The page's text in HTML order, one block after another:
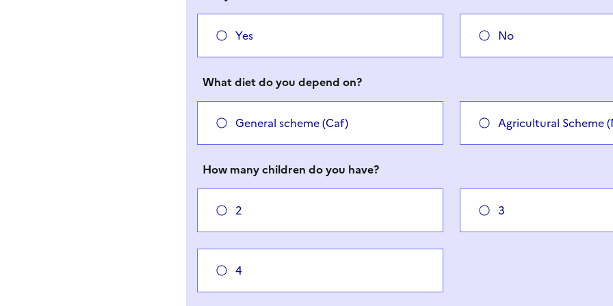
Yes No
What diet do you depend on?
General scheme (Caf) Agricultural Scheme
How many children do you have?
2 3
4